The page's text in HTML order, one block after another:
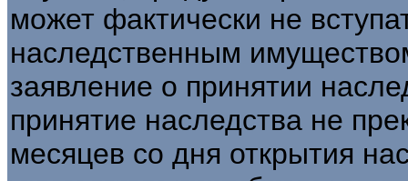
может фактически не
наследственным
заявление о принятии
принятие наследства не
месяцев со дня открытия